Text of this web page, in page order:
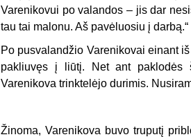
Varenikovui po valandos – jis dar
tau tai malonu. Aš pavėluosiu į
Po pusvalandžio Varenikovai einant
pakliuvęs į liūtį. Net ant paklodės
Varenikova trinktelėjo durimis.
Žinoma, Varenikova buvo truputį